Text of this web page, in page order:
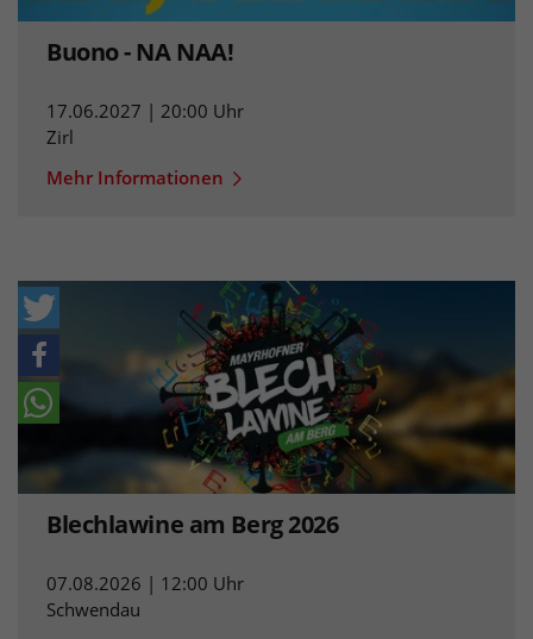
Buono - NA NAA!
17.06.2027 | 20:00 Uhr
Zirl
Mehr Informationen
Blechlawine am Berg 2026
07.08.2026 | 12:00 Uhr
Schwendau